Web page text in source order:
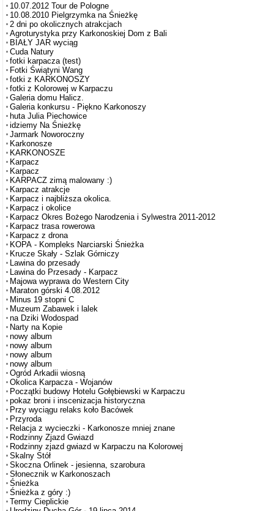
10.07.2012 Tour de Pologne
10.08.2010 Pielgrzymka na Śnieżkę
2 dni po okolicznych atrakcjach
Agroturystyka przy Karkonoskiej Dom z Bali
BIAŁY JAR wyciąg
Cuda Natury
fotki karpacza (test)
Fotki Świątyni Wang
fotki z KARKONOSZY
fotki z Kolorowej w Karpaczu
Galeria domu Halicz.
Galeria konkursu - Piękno Karkonoszy
huta Julia Piechowice
idziemy Na Śnieżkę
Jarmark Noworoczny
Karkonosze
KARKONOSZE
Karpacz
Karpacz
KARPACZ zimą malowany :)
Karpacz atrakcje
Karpacz i najbliższa okolica.
Karpacz i okolice
Karpacz Okres Bożego Narodzenia i Sylwestra 2011-2012
Karpacz trasa rowerowa
Karpacz z drona
KOPA - Kompleks Narciarski Śnieżka
Krucze Skały - Szlak Górniczy
Lawina do przesady
Lawina do Przesady - Karpacz
Majowa wyprawa do Western City
Maraton górski 4.08.2012
Minus 19 stopni C
Muzeum Zabawek i lalek
na Dziki Wodospad
Narty na Kopie
nowy album
nowy album
nowy album
nowy album
Ogród Arkadii wiosną
Okolica Karpacza - Wojanów
Początki budowy Hotelu Gołębiewski w Karpaczu
pokaz broni i inscenizacja historyczna
Przy wyciągu relaks koło Bacówek
Przyroda
Relacja z wycieczki - Karkonosze mniej znane
Rodzinny Zjazd Gwiazd
Rodzinny zjazd gwiazd w Karpaczu na Kolorowej
Skalny Stół
Skoczna Orlinek - jesienna, szarobura
Słonecznik w Karkonoszach
Śnieżka
Śnieżka z góry :)
Termy Cieplickie